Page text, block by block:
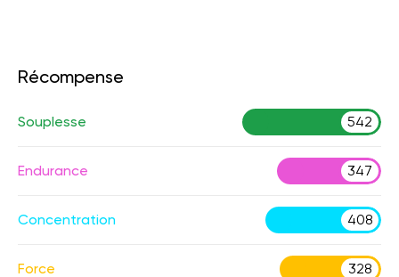
Récompense
Souplesse 542
Endurance 347
Concentration 408
Force 328